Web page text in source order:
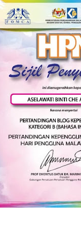
(199)
(174)
(199)
(100)
(63)